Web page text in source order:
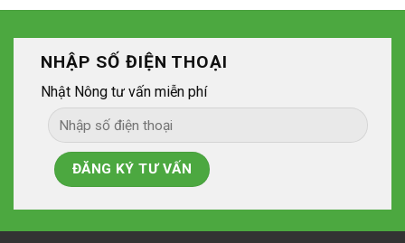
NHẬP SỐ ĐIỆN THOẠI
Nhật Nông tư vấn miễn phí